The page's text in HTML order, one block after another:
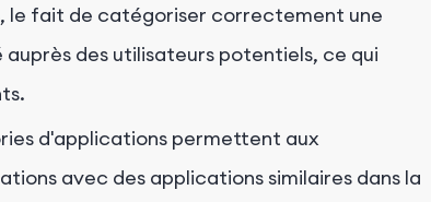
le fait de catégoriser correctement une
des utilisateurs potentiels, ce qui
d'applications permettent aux
avec des applications similaires dans la